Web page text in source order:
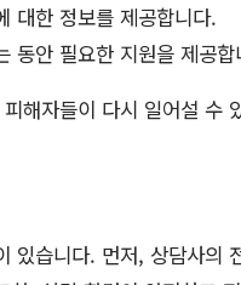
대한 정보를 제공합니다.
동안 필요한 지원을 제공합
해자들이 다시 일어설 수
습니다. 먼저, 상담사의